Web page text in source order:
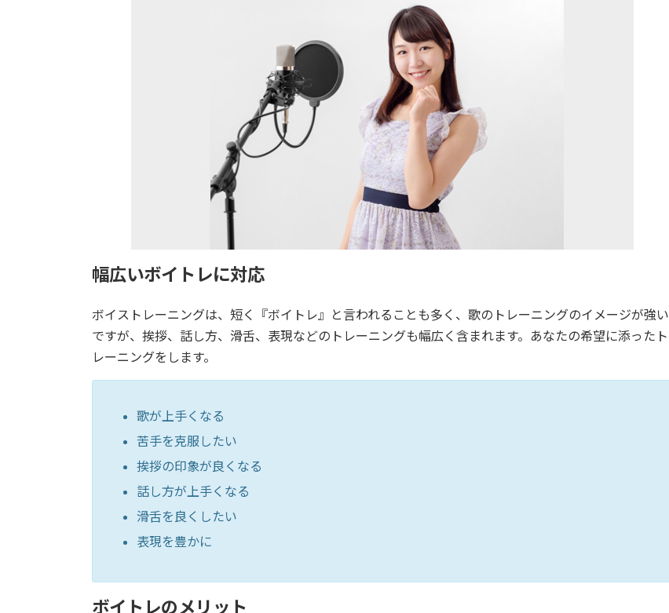
幅広いボイトレに対応
ボイストレーニングは、短く『ボイトレ』と言われることも多く、歌のトレーニングのイメージが強い
ですが、挨拶、話し方、滑舌、表現などのトレーニングも幅広く含まれます。あなたの希望に添ったト
レーニングをします。
歌が上手くなる
苦手を克服したい
挨拶の印象が良くなる
話し方が上手くなる
滑舌を良くしたい
表現を豊かに
ボイトレのメリット